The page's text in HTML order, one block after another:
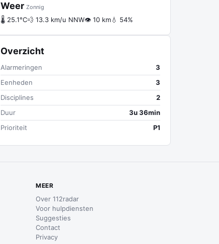
Weer Zonnig
🌡 25.1°C💨 13.3 km/u NNW👁 10 km💧 54%
Overzicht
Alarmeringen
3
Eenheden
3
Disciplines
2
Duur
3u 36min
Prioriteit
P1
MEER
Over 112radar
Voor hulpdiensten
Suggesties
Contact
Privacy